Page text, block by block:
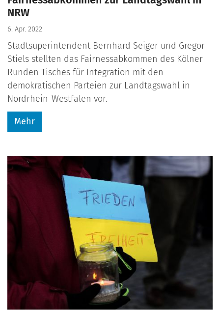
NRW
6. Apr. 2022
Stadtsuperintendent Bernhard Seiger und Gregor
Stiels stellten das Fairnessabkommen des Kölner
Runden Tisches für Integration mit den
demokratischen Parteien zur Landtagswahl in
Nordrhein-Westfalen vor.
Mehr